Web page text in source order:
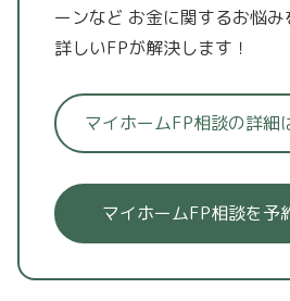
ーンなど お金に関するお悩
詳しいFPが解決します！
マイホームFP相談の詳細
マイホームFP相談を予